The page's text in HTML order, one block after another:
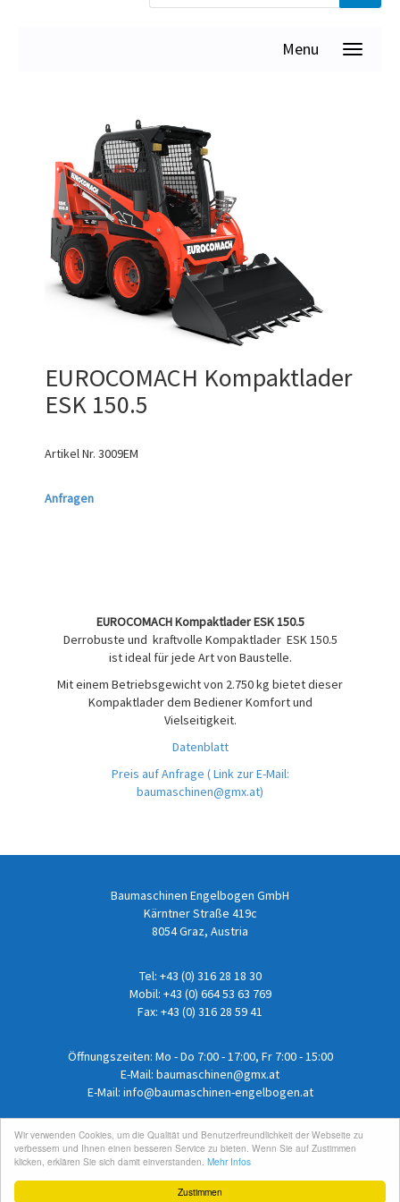
Zustimmen
Wir verwenden Cookies, um die Qualität und Benutzerfreundlichkeit der Webseite zu
verbessern und Ihnen einen besseren Service zu bieten. Wenn Sie auf Zustimmen
klicken, erklären Sie sich damit einverstanden. Mehr Infos
Menu
EUROCOMACH Kompaktlader
ESK 150.5
Artikel Nr. 3009EM
Anfragen
EUROCOMACH Kompaktlader ESK 150.5
Derrobuste und kraftvolle Kompaktlader ESK 150.5
ist ideal für jede Art von Baustelle.
Mit einem Betriebsgewicht von 2.750 kg bietet dieser
Kompaktlader dem Bediener Komfort und
Vielseitigkeit.
Datenblatt
Preis auf Anfrage ( Link zur E-Mail:
baumaschinen@gmx.at)
Baumaschinen Engelbogen GmbH
Kärntner Straße 419c
8054 Graz, Austria
Tel: +43 (0) 316 28 18 30
Mobil: +43 (0) 664 53 63 769
Fax: +43 (0) 316 28 59 41
Öffnungszeiten: Mo - Do 7:00 - 17:00, Fr 7:00 - 15:00
E-Mail: baumaschinen@gmx.at
E-Mail: info@baumaschinen-engelbogen.at
Impressum/ Datenschutz
AGB/Versand